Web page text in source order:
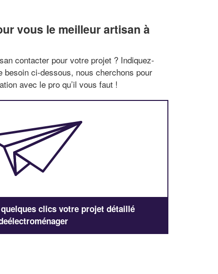
vous le meilleur artisan à
contacter pour votre projet ? Indiquez-
besoin ci-dessous, nous cherchons pour
avec le pro qu’il vous faut !
clics votre projet détaillé